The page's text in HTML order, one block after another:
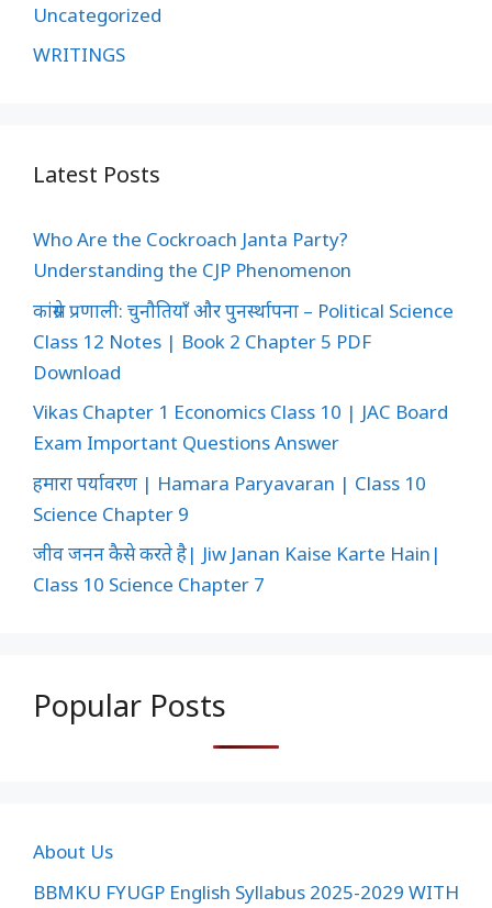
Uncategorized
WRITINGS
Latest Posts
Who Are the Cockroach Janta Party?
Understanding the CJP Phenomenon
कांग्रेस प्रणाली: चुनौतियाँ और पुनर्स्थापना – Political Science
Class 12 Notes | Book 2 Chapter 5 PDF
Download
Vikas Chapter 1 Economics Class 10 | JAC Board
Exam Important Questions Answer
हमारा पर्यावरण | Hamara Paryavaran | Class 10
Science Chapter 9
जीव जनन कैसे करते है| Jiw Janan Kaise Karte Hain|
Class 10 Science Chapter 7
Popular Posts
About Us
BBMKU FYUGP English Syllabus 2025-2029 WITH